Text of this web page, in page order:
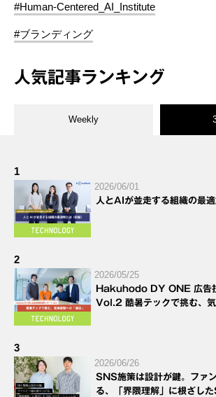
#Human-Centered_AI_Institute
#ブランディング
人気記事ランキング
Weekly
1
2026/06/01
人とAIが並走する組織の最適
2
2026/05/25
Hakuhodo DY ONE 広告
Vol.2 酷暑テックで挑む、気
3
2026/06/26
SNS施策は設計が鍵。ファ
る、「界隈理解」に根ざし